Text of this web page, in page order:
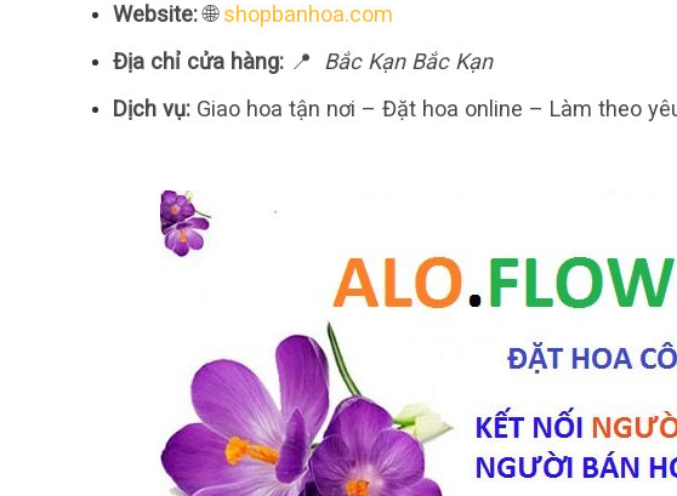
Website:🌐shopbanhoa.com
Địa chỉ cửa hàng:📍
Bắc Kạn Bắc Kạn
Dịch vụ:Giao hoa tận nơi – Đặt hoa online – Làm theo